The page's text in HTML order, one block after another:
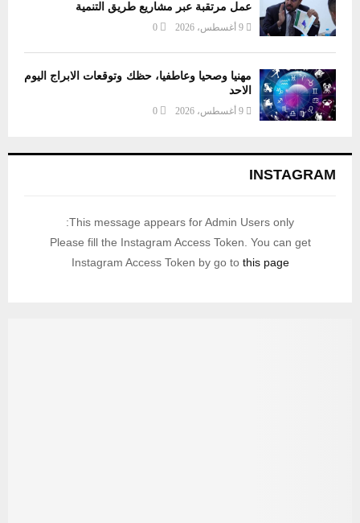
عمل مرتقبة عبر مشاريع طريق التنمية
9 أغسطس، 2026 0
مهنيا وصحيا وعاطفيا، حظك وتوقعات الابراج اليوم
الاحد
9 أغسطس، 2026 0
INSTAGRAM
This message appears for Admin Users only:
Please fill the Instagram Access Token. You can get
Instagram Access Token by go to this page